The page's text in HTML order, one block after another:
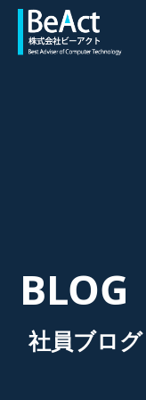
BLOG
社員ブログ